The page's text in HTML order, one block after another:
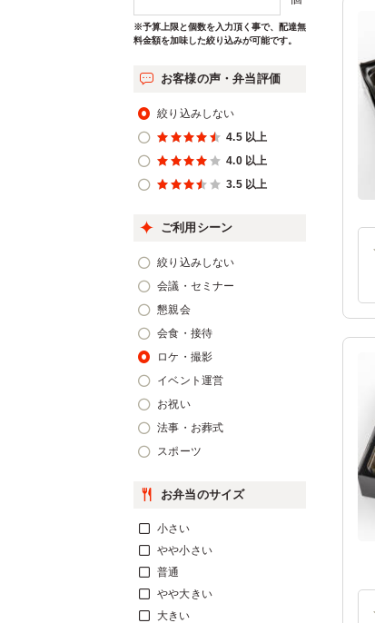
※予算上限と個数を入力頂く事で、配達無
料金額を加味した絞り込みが可能です。
お客様の声・弁当評価
絞り込みしない
4.5 以上
4.0 以上
3.5 以上
ご利用シーン
絞り込みしない
会議・セミナー
懇親会
会食・接待
ロケ・撮影
イベント運営
お祝い
法事・お葬式
スポーツ
お弁当のサイズ
小さい
やや小さい
普通
やや大きい
大きい